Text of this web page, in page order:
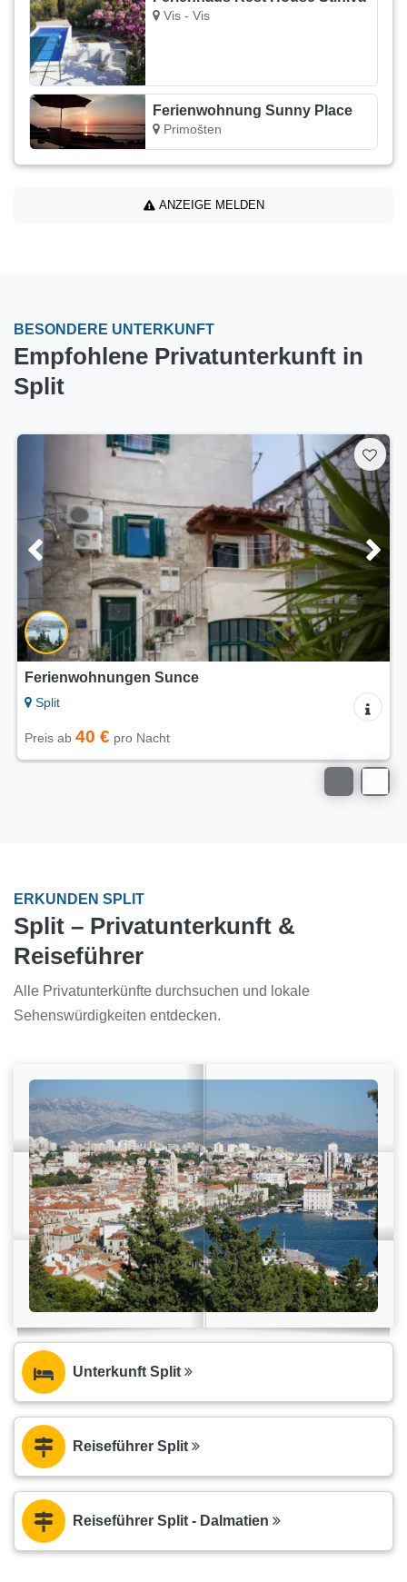
Vis - Vis
Ferienwohnung Sunny Place
Primošten
ANZEIGE MELDEN
BESONDERE UNTERKUNFT
Empfohlene Privatunterkunft in
Split
Ferienwohnungen Sunce
Split
Preis ab 40 € pro Nacht
ERKUNDEN SPLIT
Split – Privatunterkunft &
Reiseführer
Alle Privatunterkünfte durchsuchen und lokale
Sehenswürdigkeiten entdecken.
Unterkunft Split
Reiseführer Split
Reiseführer Split - Dalmatien